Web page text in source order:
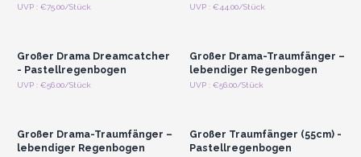
UVP : €75.00/Stück UVP : €44.00/Stück
Anmelden oder
Großer Drama Dreamcatcher
- Pastellregenbogen
UVP : €56.00/Stück
Anmelden oder
Großer Drama-Traumfänger –
lebendiger Regenbogen
UVP : €56.00/Stück
Anmelden oder
Großer Drama-Traumfänger –
lebendiger Regenbogen
Anmelden oder
Großer Traumfänger (55cm) -
Pastellregenbogen